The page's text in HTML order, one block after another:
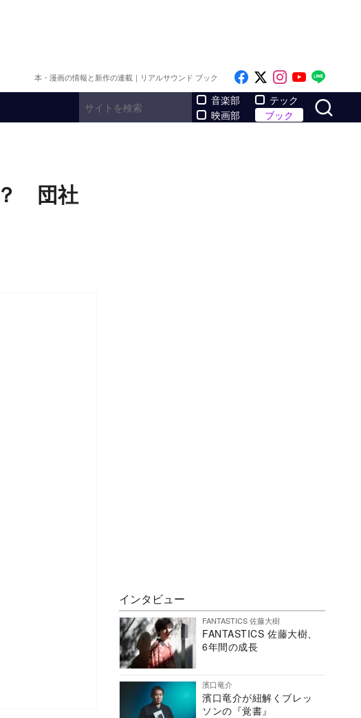
本・漫画の情報と新作の連載｜リアルサウンド ブック Like on Facebook
Follow on x
Follow on
Follow
音楽部
映画部
テック
ブック
？ 団社
インタビュー
FANTASTICS 佐藤大樹
FANTASTICS 佐藤大樹、
6年間の成長
濱口竜介
濱口竜介が紐解くブレッ
ソンの『覚書』